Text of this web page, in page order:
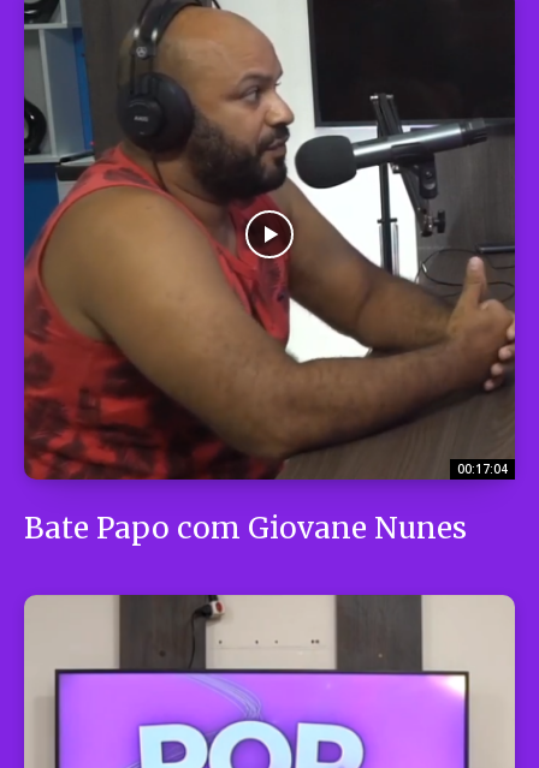
00:17:04
Bate Papo com Giovane Nunes